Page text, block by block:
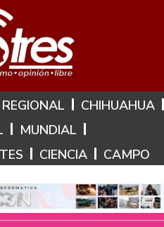
de 2026
REGIONAL
CHIHUAHUA
MUNDIAL
CIENCIA CAMPO